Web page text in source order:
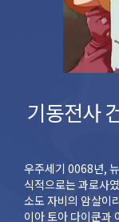
기동전사
우주세기 0068년,
식적으로는 과로사
소도 자비의 암살이라고 주장한다. 지온
이아 토아 다이쿤과